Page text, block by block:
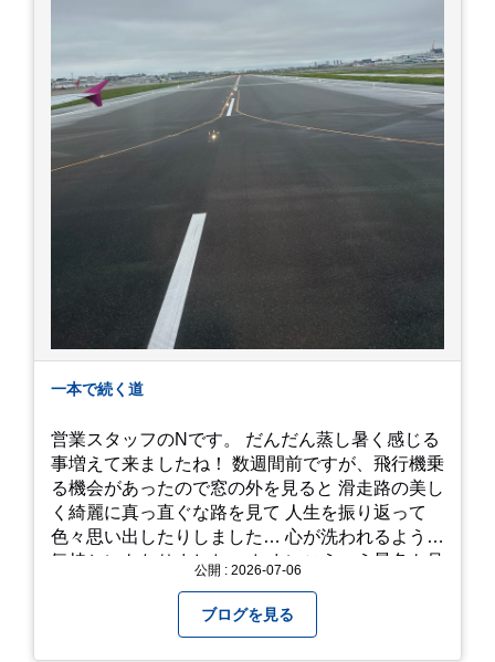
一本で続く道
営業スタッフのNです。 だんだん蒸し暑く感じる
事増えて来ましたね！ 数週間前ですが、飛行機乗
る機会があったので窓の外を見ると 滑走路の美し
く綺麗に真っ直ぐな路を見て 人生を振り返って
色々思い出したりしました… 心が洗われるような
気持ちにもなりました。 たまにこういう景色も見
番になりますが皆様方くれぐれもご自愛ください
公開 : 2026-07-06
ブログを見る